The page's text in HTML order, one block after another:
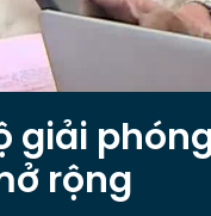
giải
rộng